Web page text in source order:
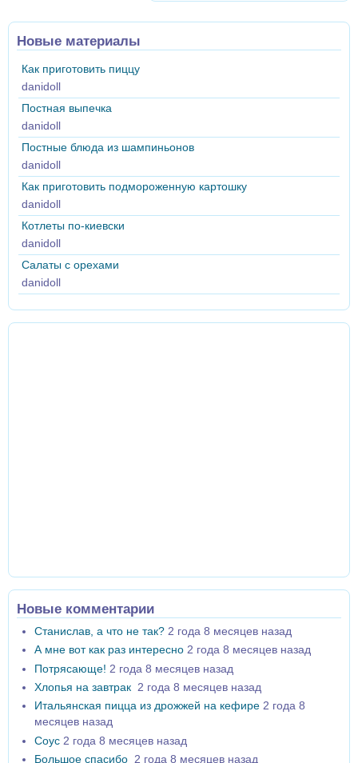
Новые материалы
Как приготовить пиццу
danidoll
Постная выпечка
danidoll
Постные блюда из шампиньонов
danidoll
Как приготовить подмороженную картошку
danidoll
Котлеты по-киевски
danidoll
Салаты с орехами
danidoll
Новые комментарии
Станислав, а что не так? 2 года 8 месяцев назад
А мне вот как раз интересно 2 года 8 месяцев назад
Потрясающе! 2 года 8 месяцев назад
Хлопья на завтрак 2 года 8 месяцев назад
Итальянская пицца из дрожжей на кефире 2 года 8
месяцев назад
Соус 2 года 8 месяцев назад
Большое спасибо 2 года 8 месяцев назад